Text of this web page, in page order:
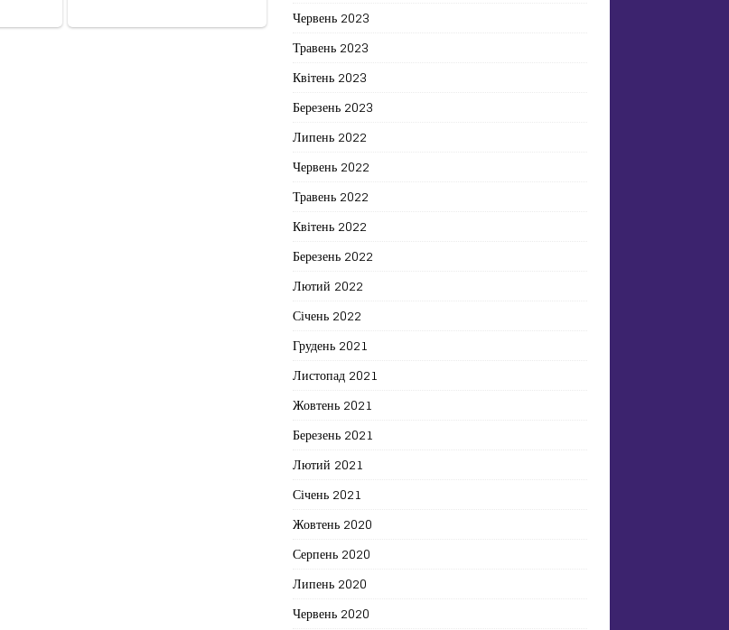
Червень 2023
Травень 2023
Квітень 2023
Березень 2023
Липень 2022
Червень 2022
Травень 2022
Квітень 2022
Березень 2022
Лютий 2022
Січень 2022
Грудень 2021
Листопад 2021
Жовтень 2021
Березень 2021
Лютий 2021
Січень 2021
Жовтень 2020
Серпень 2020
Липень 2020
Червень 2020